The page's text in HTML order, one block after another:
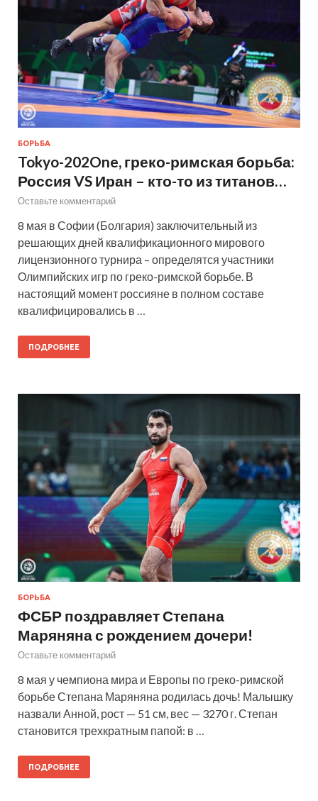
БОРЬБА
Tokyo-202One, греко-римская борьба:
Россия VS Иран – кто-то из титанов…
Оставьте комментарий
8 мая в Софии (Болгария) заключительный из
решающих дней квалификационного мирового
лицензионного турнира – определятся участники
Олимпийских игр по греко-римской борьбе. В
настоящий момент россияне в полном составе
квалифицировались в …
ПОДРОБНЕЕ
БОРЬБА
ФСБР поздравляет Степана
Маряняна с рождением дочери!
Оставьте комментарий
8 мая у чемпиона мира и Европы по греко-римской
борьбе Степана Маряняна родилась дочь! Малышку
назвали Анной, рост — 51 см, вес — 3270 г. Степан
становится трехкратным папой: в …
ПОДРОБНЕЕ